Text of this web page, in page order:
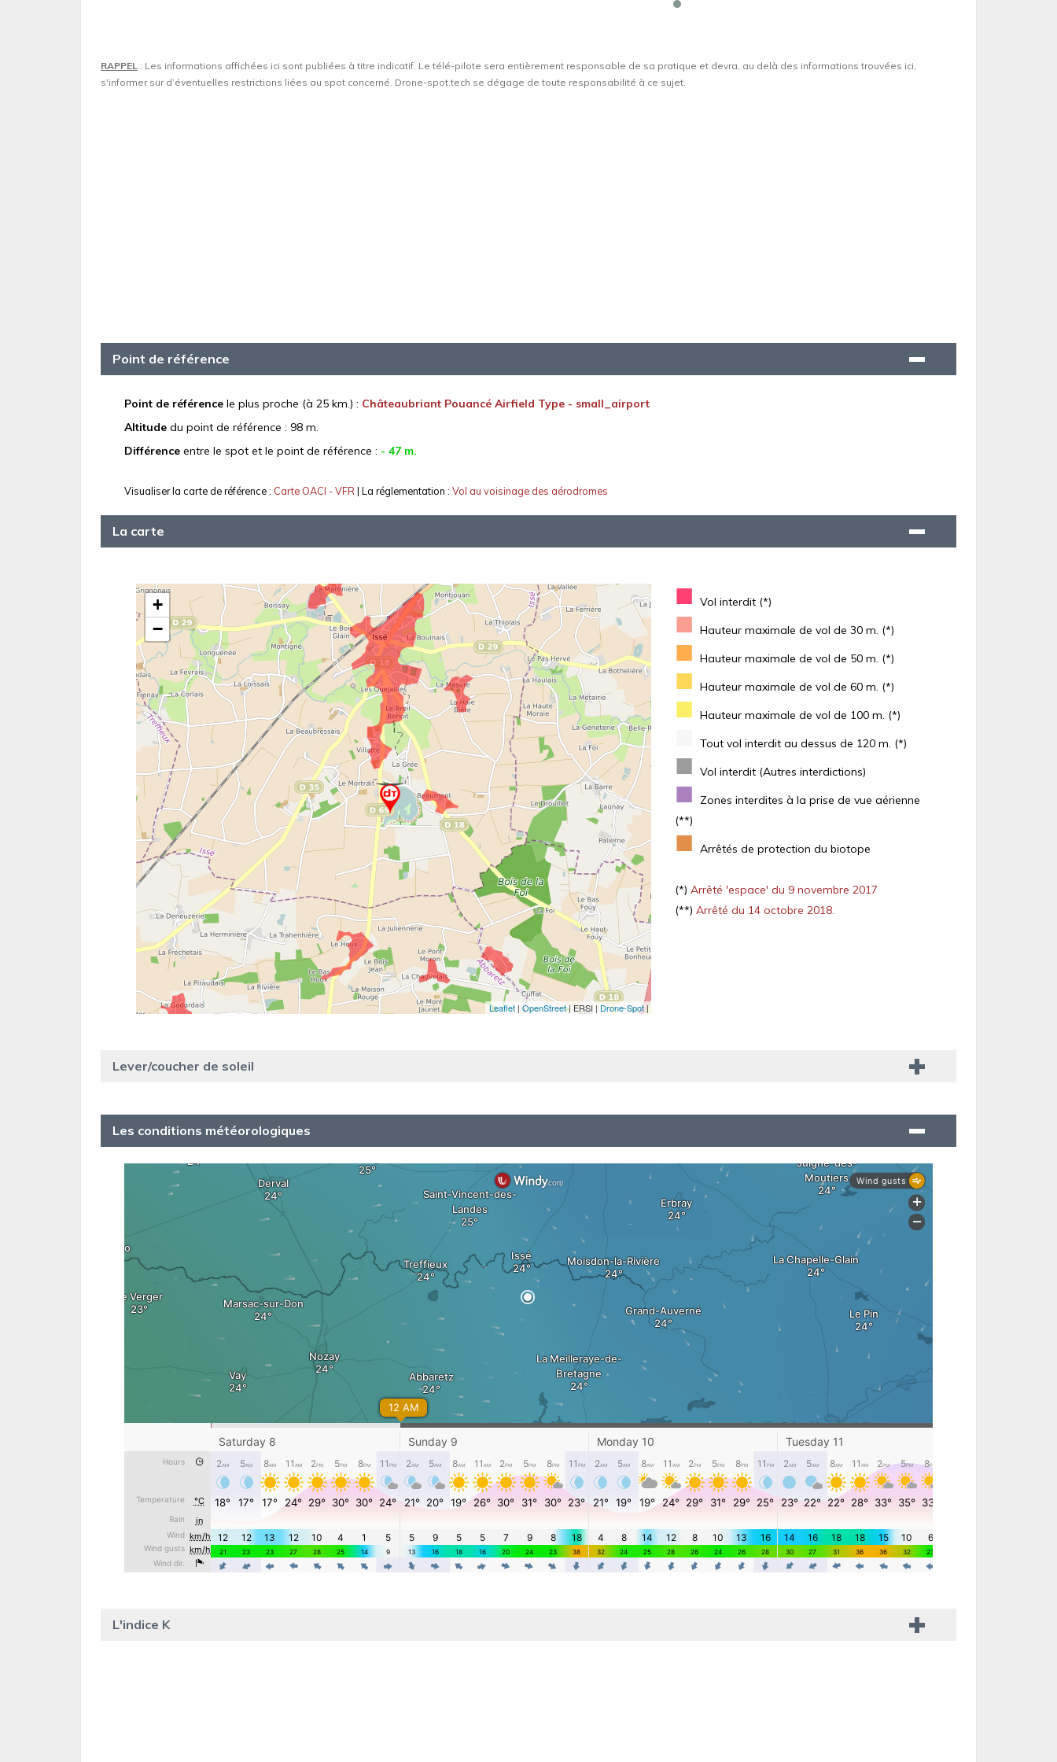
RAPPEL : Les informations affichées ici sont publiées à titre indicatif. Le télé-pilote sera entièrement responsable de sa pratique et devra, au delà des informations trouvées ici,
s'informer sur d’éventuelles restrictions liées au spot concerné. Drone-spot.tech se dégage de toute responsabilité à ce sujet.
Point de référence
Point de référence le plus proche (à 25 km.) : Châteaubriant Pouancé Airfield Type - small_airport
Altitude du point de référence : 98 m.
Différence entre le spot et le point de référence : - 47 m.
Visualiser la carte de référence : Carte OACI - VFR | La réglementation : Vol au voisinage des aérodromes
La carte
■ Vol interdit (*)
■ Hauteur maximale de vol de 30 m. (*)
■ Hauteur maximale de vol de 50 m. (*)
■ Hauteur maximale de vol de 60 m. (*)
■ Hauteur maximale de vol de 100 m. (*)
Tout vol interdit au dessus de 120 m. (*)
■ Vol interdit (Autres interdictions)
■
Zones interdites à la prise de vue aérienne
(**)
■ Arrêtés de protection du biotope
(*) Arrêté 'espace' du 9 novembre 2017
(**) Arrêté du 14 octobre 2018.
Lever/coucher de soleil
Les conditions météorologiques
L'indice K